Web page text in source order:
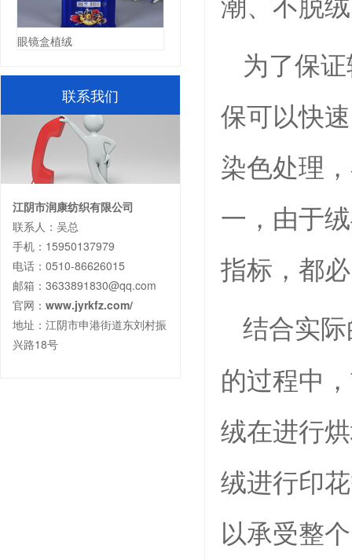
为了保
保可以快
染色处理
一，由于
指标，都
结合实
的过程中
绒在进行
绒进行印
以承受整
眼镜盒植绒
联系我们
江阴市润康纺织有限公司
联系人：吴总
手机：15950137979
电话：0510-86626015
邮箱：3633891830@qq.com
官网： www.jyrkfz.com/
地址：江阴市申港街道东刘村振
兴路18号